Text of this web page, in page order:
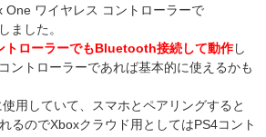
One ワイヤレス コントローラーで
ました。
トローラーでもBluetooth接続して動作し
ントローラーであれば基本的に使えるかも
用していて、スマホとペアリングすると
るのでXboxクラウド用としてはPS4コント